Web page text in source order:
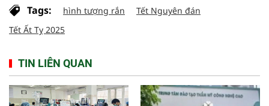
Tags: hình tượng rắn
Tết Nguyên đán
Tết Ất Tỵ 2025
TIN LIÊN QUAN